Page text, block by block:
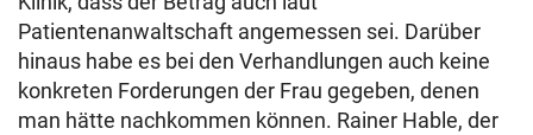
Patientenanwaltschaft angemessen sei. Darüber
hinaus habe es bei den Verhandlungen auch keine
konkreten Forderungen der Frau gegeben, denen
man hätte nachkommen können. Rainer Hable, der